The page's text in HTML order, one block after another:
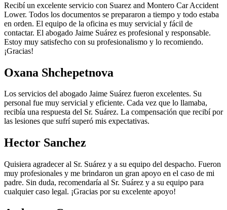
Recibí un excelente servicio con Suarez and Montero Car Accident
Lower. Todos los documentos se prepararon a tiempo y todo estaba
en orden. El equipo de la oficina es muy servicial y fácil de
contactar. El abogado Jaime Suárez es profesional y responsable.
Estoy muy satisfecho con su profesionalismo y lo recomiendo.
¡Gracias!
Oxana Shchepetnova
Los servicios del abogado Jaime Suárez fueron excelentes. Su
personal fue muy servicial y eficiente. Cada vez que lo llamaba,
recibía una respuesta del Sr. Suárez. La compensación que recibí por
las lesiones que sufrí superó mis expectativas.
Hector Sanchez
Quisiera agradecer al Sr. Suárez y a su equipo del despacho. Fueron
muy profesionales y me brindaron un gran apoyo en el caso de mi
padre. Sin duda, recomendaría al Sr. Suárez y a su equipo para
cualquier caso legal. ¡Gracias por su excelente apoyo!